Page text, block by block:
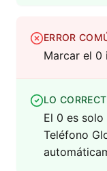
ERROR
Marcar el 0
LO
El 0 es solo
Teléfono